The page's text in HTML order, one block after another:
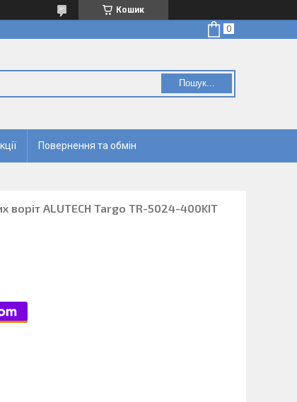
Кошик
Пошук...
Повернення та обмін
воріт ALUTECH Targo TR-5024-400KIT